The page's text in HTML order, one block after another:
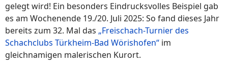
gelegt wird! Ein besonders Eindrucksvolles Beispiel gab
es am Wochenende 19./20. Juli 2025: So fand dieses Jahr
bereits zum 32. Mal das „Freischach-Turnier des
Schachclubs Türkheim-Bad Wörishofen“ im
gleichnamigen malerischen Kurort.